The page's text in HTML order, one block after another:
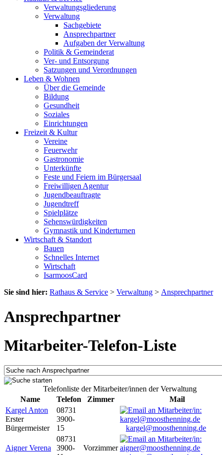
Verwaltungsgliederung
Verwaltung
Sachgebiete
Ansprechpartner
Aufgaben der Verwaltung
Politik & Gemeinderat
Ver- und Entsorgung
Satzungen und Verordnungen
Leben & Wohnen
Über die Gemeinde
Bildung
Gesundheit
Soziales
Einrichtungen
Freizeit & Kultur
Vereine
Feuerwehr
Gastronomie
Unterkünfte
Feste und Feiern im Bürgersaal
Freiwilligen Agentur
Jugendbeauftragte
Jugendtreff
Spielplätze
Sehenswürdigkeiten
Gymnastik und Kinderturnen
Wirtschaft & Standort
Bauen
Schnelles Internet
Wirtschaft
IsarmoosCard
Sie sind hier: Rathaus & Service > Verwaltung > Ansprechpartner
Ansprechpartner
Mitarbeiter-Telefon-Liste
Telefonliste der Mitarbeiter/innen der Verwaltung
Name
Telefon Zimmer
Mail
Kargel Anton
Erster
Bürgermeister
08731
3900-
15
kargel@moosthenning.de
Aigner Verena
08731
3900-
Vorzimmer